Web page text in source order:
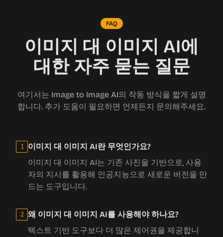
FAQ
이미지 대 이미지 AI에
대한 자주 묻는 질문
여기서는 Image to Image AI의 작동 방식을 짧게 설명
합니다. 추가 도움이 필요하면 언제든지 문의해주세요.
1
이미지 대 이미지 AI란 무엇인가요?
이미지 대 이미지 AI는 기존 사진을 기반으로, 사용
자의 지시를 활용해 인공지능으로 새로운 버전을 만
드는 도구입니다.
2
왜 이미지 대 이미지 AI를 사용해야 하나요?
텍스트 기반 도구보다 더 많은 제어권을 제공합니